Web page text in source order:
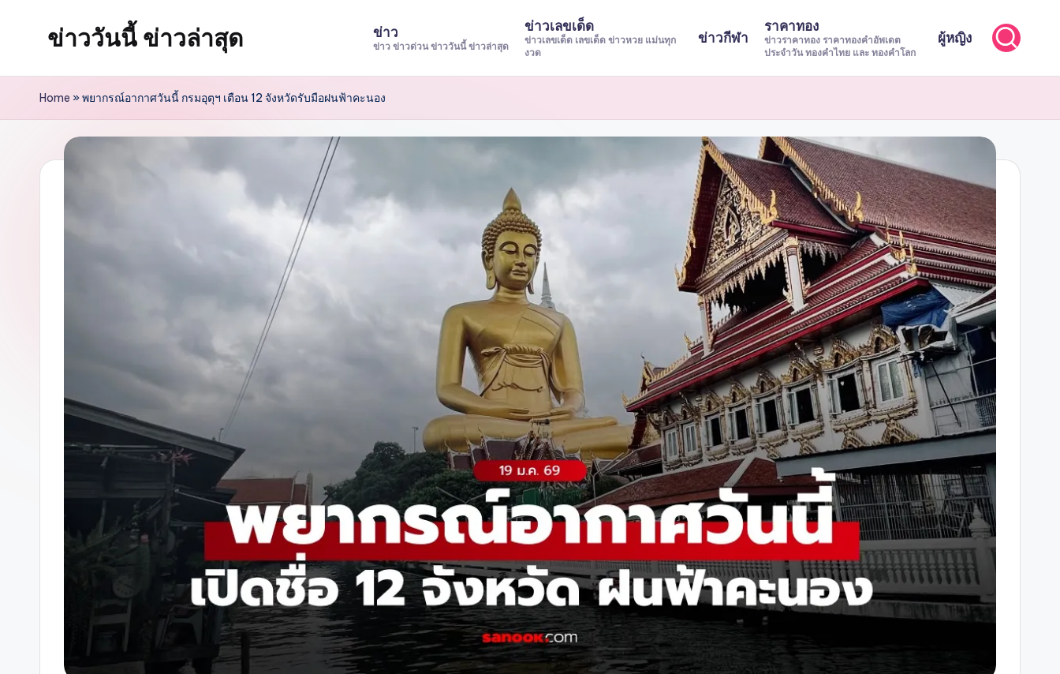
ข่าววันนี้ ข่าวล่าสุด ข่าว
ข่าว ข่าวด่วน ข่าววันนี้ ข่าวล่าสุด
ข่าวเลขเด็ด
ข่าวเลขเด็ด เลขเด็ด ข่าวหวย แม่นทุก
งวด
ข่าวกีฬา
ราคาทอง
ข่าวราคาทอง ราคาทองคำอัพเดต
ประจำวัน ทองคำไทย และ ทองคำโลก
ผู้หญิง
Home »พยากรณ์อากาศวันนี้ กรมอุตุฯ เตือน 12 จังหวัดรับมือฝนฟ้าคะนอง